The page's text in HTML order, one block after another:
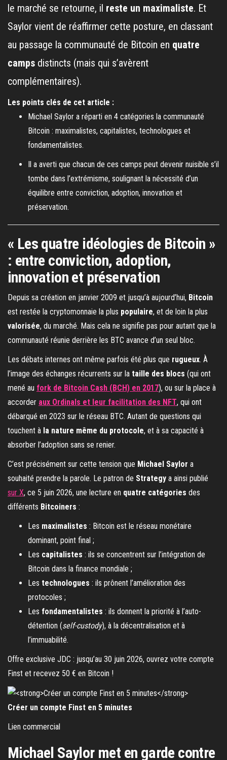
le marché se retourne, il reste un maximaliste. Et
Saylor vient de réaffirmer cette posture, en classant
au passage la communauté de Bitcoin en quatre
camps distincts (mais qui s’avèrent
complémentaires).
Les points clés de cet article :
Michael Saylor a réparti en 4 catégories la communauté
Bitcoin : maximalistes, capitalistes, technologues et
fondamentalistes.
Il a averti que chacun de ces camps peut devenir nuisible s’il
tombe dans l’extrémisme, soulignant la nécessité d’un
équilibre entre conviction, adoption, innovation et
préservation.
« Les quatre idéologies de Bitcoin »
: entre conviction, adoption,
innovation et préservation
Depuis sa création en janvier 2009 et jusqu’à aujourd’hui, Bitcoin
est restée la cryptomonnaie la plus populaire, et de loin la plus
valorisée, du marché. Mais cela ne signifie pas pour autant que la
communauté réunie derrière les BTC avance d’un seul bloc.
Les débats internes ont même parfois été plus que rugueux. À
l’image des échanges récurrents sur la taille des blocs (qui ont
mené au fork de Bitcoin Cash (BCH) en 2017), ou sur la place à
accorder aux Ordinals et leur facilitation des NFT, qui ont
débarqué en 2023 sur le réseau BTC. Autant de questions qui
touchent à la nature même du protocole, et à sa capacité à
absorber l’adoption sans se renier.
C’est précisément sur cette tension que Michael Saylor a
souhaité prendre la parole. Le patron de Strategy a ainsi publié
sur X, ce 5 juin 2026, une lecture en quatre catégories des
différents Bitcoiners :
Les maximalistes : Bitcoin est le réseau monétaire
dominant, point final ;
Les capitalistes : ils se concentrent sur l’intégration de
Bitcoin dans la finance mondiale ;
Les technologues : ils prônent l’amélioration des
protocoles ;
Les fondamentalistes : ils donnent la priorité à l’auto-
détention (self-custody), à la décentralisation et à
l’immuabilité.
Offre exclusive JDC : jusqu’au 30 juin 2026, ouvrez votre compte
Finst et recevez 50 € en Bitcoin !
Créer un compte Finst en 5 minutes
Lien commercial
Michael Saylor met en garde contre